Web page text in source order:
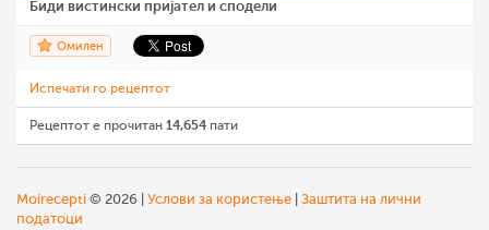
Биди вистински пријател и сподели
Омилен
Испечати го рецептот
Рецептот е прочитан 14,654 пати
Moirecepti © 2026 | Услови за користење | Заштита на лични
податоци